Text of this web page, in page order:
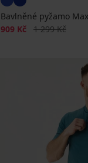
Bavlněné pyžamo
Sleva
909 Kč Původní cena
1 299 Kč